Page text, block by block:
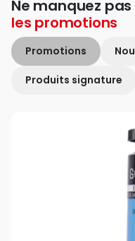
Ne manquez pas
les promotions
Promotions
Produits signature